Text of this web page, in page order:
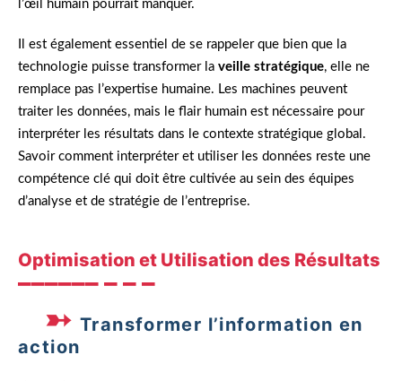
l’œil humain pourrait manquer.
Il est également essentiel de se rappeler que bien que la
technologie puisse transformer la veille stratégique, elle ne
remplace pas l’expertise humaine. Les machines peuvent
traiter les données, mais le flair humain est nécessaire pour
interpréter les résultats dans le contexte stratégique global.
Savoir comment interpréter et utiliser les données reste une
compétence clé qui doit être cultivée au sein des équipes
d’analyse et de stratégie de l’entreprise.
Optimisation et Utilisation des Résultats
Transformer l’information en
action